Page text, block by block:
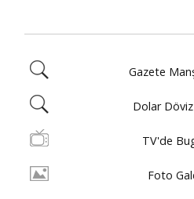
Gazete
Dolar
TV'de
Foto